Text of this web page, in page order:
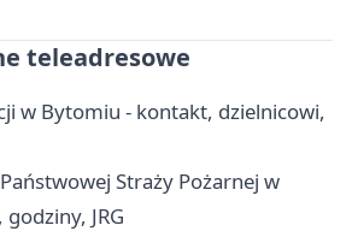
teleadresowe
w Bytomiu - kontakt, dzielnicowi,
Straży Pożarnej w
JRG